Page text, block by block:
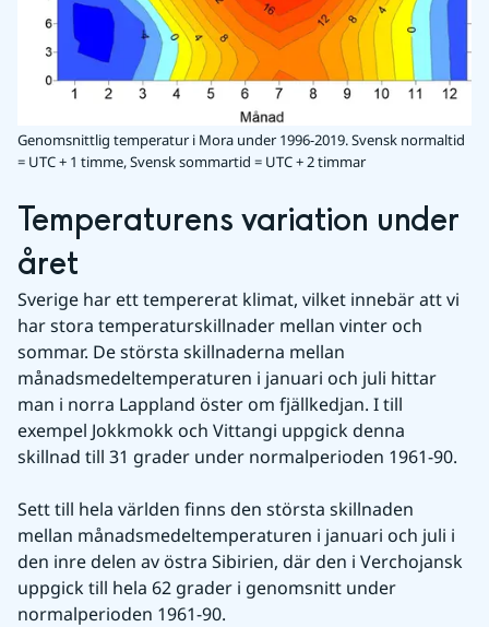
Genomsnittlig temperatur i Mora under 1996-2019. Svensk normaltid
= UTC + 1 timme, Svensk sommartid = UTC + 2 timmar
Temperaturens variation under
året
Sverige har ett tempererat klimat, vilket innebär att vi
har stora temperaturskillnader mellan vinter och
sommar. De största skillnaderna mellan
månadsmedeltemperaturen i januari och juli hittar
man i norra Lappland öster om fjällkedjan. I till
exempel Jokkmokk och Vittangi uppgick denna
skillnad till 31 grader under normalperioden 1961-90.
Sett till hela världen finns den största skillnaden
mellan månadsmedeltemperaturen i januari och juli i
den inre delen av östra Sibirien, där den i Verchojansk
uppgick till hela 62 grader i genomsnitt under
normalperioden 1961-90.